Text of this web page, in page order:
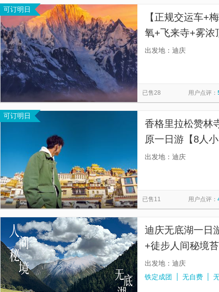
可订明日
【正规交运车+
氧+飞来寺+雾浓
+正规营运车+当
出发地：迪庆
已售28 用户点评：
可订明日
香格里拉松赞林
原一日游【8人
远离大团杂乱差
出发地：迪庆
已售11 用户点评：
迪庆无底湖一日
+徒步人间秘境
出发地：迪庆
铁定成团
无自费